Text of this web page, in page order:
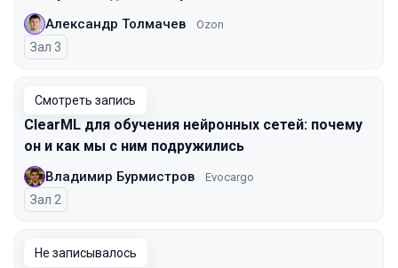
Александр Толмачев Ozon
Зал 3
Смотреть запись
ClearML для обучения нейронных сетей: почему
он и как мы с ним подружились
Владимир Бурмистров Evocargo
Зал 2
Не записывалось